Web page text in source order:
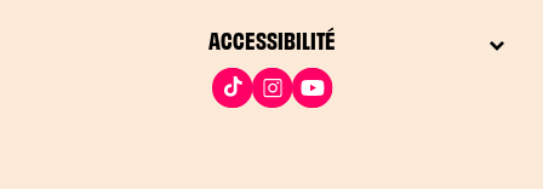
ACCESSIBILITÉ